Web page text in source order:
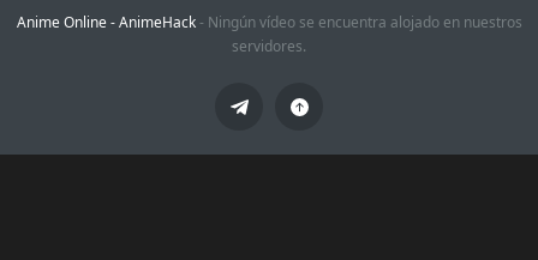
Anime Online -AnimeHack- Ningún vídeo se encuentra alojado en nuestros
servidores.